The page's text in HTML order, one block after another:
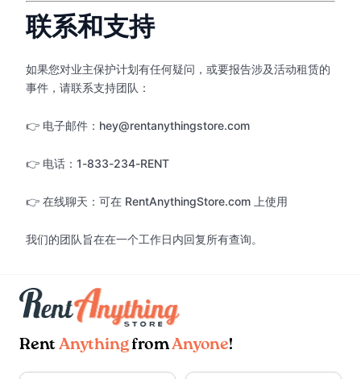
联系和支持
如果您对业主保护计划有任何疑问，或要报告涉及活动租赁的
事件，请联系支持团队：
👉 电子邮件：hey@rentanythingstore.com
👉 电话：1-833-234-RENT
👉 在线聊天：可在 RentAnythingStore.com 上使用
我们的团队旨在在一个工作日内回复所有查询。
Rent AnythingfromAnyone!